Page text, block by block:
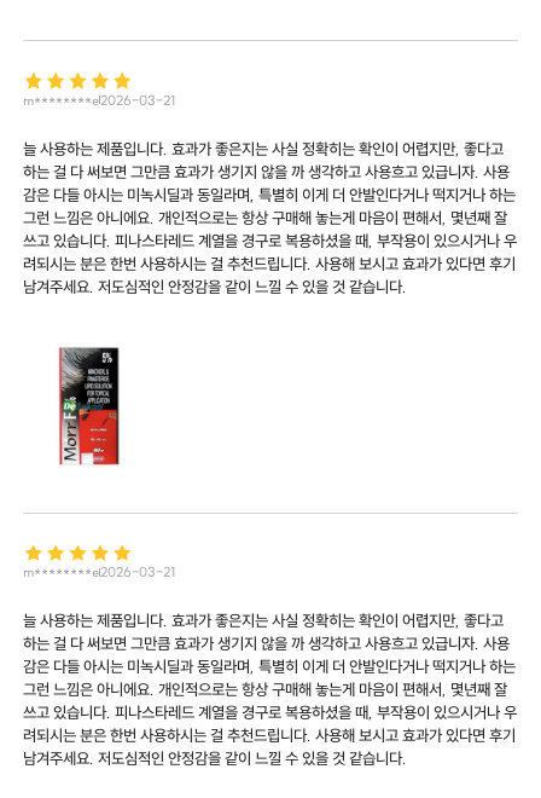
m********e2026-03-21
늘 사용하는 제품입니다. 효과가 좋은지는 사실 정확히는 확인이 어렵지만, 좋다고
하는 걸 다 써보면 그만큼 효과가 생기지 않을 까 생각하고 사용흐고 있급니자. 사용
감은 다들 아시는 미녹시딜과 동일라며, 특별히 이게 더 안발인다거나 떡지거나 하는
그런 느낌은 아니에요. 개인적으로는 항상 구매해 놓는게 마음이 편해서, 몇년째 잘
쓰고 있습니다. 피나스타레드 계열을 경구로 복용하셨을 때, 부작용이 있으시거나 우
려되시는 분은 한번 사용하시는 걸 추천드립니다. 사용해 보시고 효과가 있다면 후기
남겨주세요. 저도심적인 안정감을 같이 느낄 수 있을 것 같습니다.
m********e2026-03-21
늘 사용하는 제품입니다. 효과가 좋은지는 사실 정확히는 확인이 어렵지만, 좋다고
하는 걸 다 써보면 그만큼 효과가 생기지 않을 까 생각하고 사용흐고 있급니자. 사용
감은 다들 아시는 미녹시딜과 동일라며, 특별히 이게 더 안발인다거나 떡지거나 하는
그런 느낌은 아니에요. 개인적으로는 항상 구매해 놓는게 마음이 편해서, 몇년째 잘
쓰고 있습니다. 피나스타레드 계열을 경구로 복용하셨을 때, 부작용이 있으시거나 우
려되시는 분은 한번 사용하시는 걸 추천드립니다. 사용해 보시고 효과가 있다면 후기
남겨주세요. 저도심적인 안정감을 같이 느낄 수 있을 것 같습니다.